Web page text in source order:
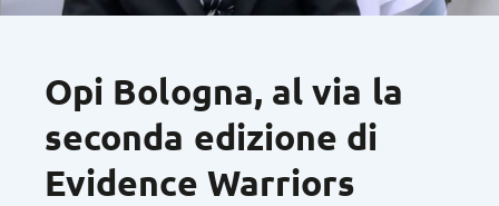
Opi Bologna, al via la
seconda edizione di
Evidence Warriors